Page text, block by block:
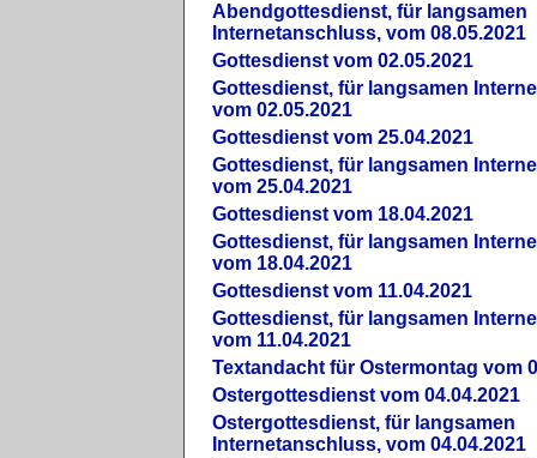
Abendgottesdienst, für langsamen
Internetanschluss, vom 08.05.2021
Gottesdienst vom 02.05.2021
Gottesdienst, für langsamen
vom 02.05.2021
Gottesdienst vom 25.04.2021
Gottesdienst, für langsamen
vom 25.04.2021
Gottesdienst vom 18.04.2021
Gottesdienst, für langsamen
vom 18.04.2021
Gottesdienst vom 11.04.2021
Gottesdienst, für langsamen
vom 11.04.2021
Textandacht für Ostermontag vom
Ostergottesdienst vom 04.04.2021
Ostergottesdienst, für langsamen
Internetanschluss, vom 04.04.2021